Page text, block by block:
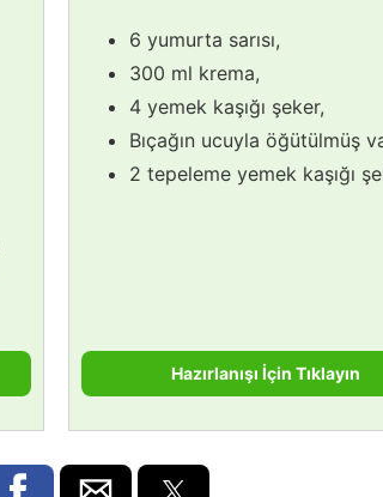
6 yumurta sarısı,
300 ml krema,
4 yemek kaşığı şeker,
Bıçağın ucuyla öğütülmüş
2 tepeleme yemek kaşığı
Hazırlanışı İçin Tıklayın